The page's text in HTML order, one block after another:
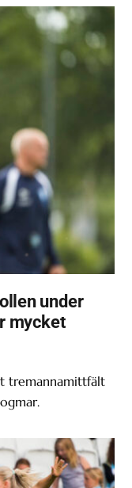
under
mycket
tremannamittfält